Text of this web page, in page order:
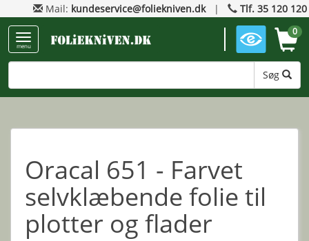
Mail: kundeservice@foliekniven.dk| Tlf. 35 120 120
menu
Søg
0
Oracal 651 - Farvet
selvklæbende folie til
plotter og flader